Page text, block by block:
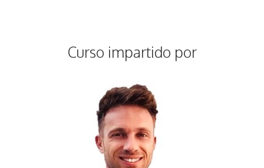
Curso impartido por